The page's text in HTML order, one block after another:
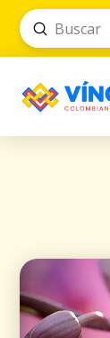
Search
Submit